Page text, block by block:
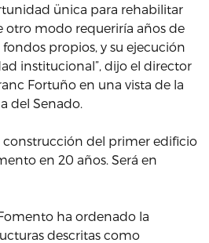
ünica para rehabilitar
otro modo requeriría años de
propios, y su ejecución
institucional”, dijo el director
Fortuño en una vista de la
del Senado.
construcción del primer edificio
en 20 años. Será en
ha ordenado la
descritas como